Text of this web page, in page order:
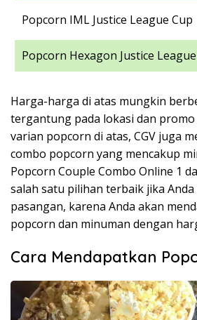
Popcorn IML Justice League Cup
Popcorn Hexagon Justice
Harga-harga di atas mungkin
tergantung pada lokasi dan promo
varian popcorn di atas, CGV juga
combo popcorn yang mencakup
Popcorn Couple Combo Online 1
salah satu pilihan terbaik jika
pasangan, karena Anda akan
popcorn dan minuman dengan
Cara Mendapatkan